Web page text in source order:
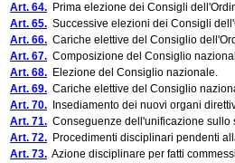
Art. 64. Prima elezione dei Consigli
Art. 65. Successive elezioni dei Consigli
Art. 66. Cariche elettive del Consiglio
Art. 67. Composizione del Consiglio
Art. 68. Elezione del Consiglio nazionale.
Art. 69. Cariche elettive del Consiglio
Art. 70. Insediamento dei nuovi organi
Art. 71. Conseguenze dell'unificazione sullo
Art. 72. Procedimenti disciplinari pendenti
Art. 73. Azione disciplinare per fatti